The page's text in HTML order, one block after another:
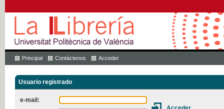
Principal Contáctenos Acceder
Usuario registrado
e-mail: